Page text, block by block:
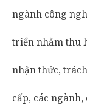
ngành công
triển nhằm thu
nhận thức,
cấp, các